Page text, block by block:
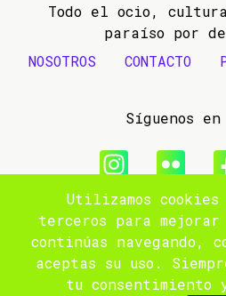
Todo el ocio,
paraíso por
NOSOTROS
CONTACTO
Síguenos
© 2009- 2026 Que Femos
Aviso legal
Política de privacidad
Utilizamos
terceros para
continúas navegando,
aceptas su uso.
tu consentimiento